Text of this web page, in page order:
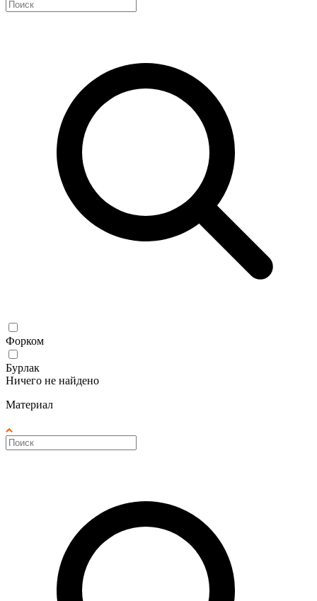
Форком
Бурлак
Ничего не найдено
Материал